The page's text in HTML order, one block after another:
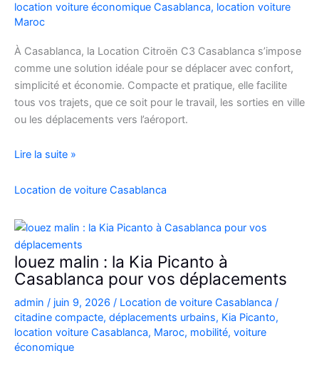
location voiture économique Casablanca, location voiture
Maroc
À Casablanca, la Location Citroën C3 Casablanca s’impose
comme une solution idéale pour se déplacer avec confort,
simplicité et économie. Compacte et pratique, elle facilite
tous vos trajets, que ce soit pour le travail, les sorties en ville
ou les déplacements vers l’aéroport.
Location
voiture
C3
à
Casablanca
Lire la suite »
Location de voiture Casablanca
louez malin : la Kia Picanto à
Casablanca pour vos déplacements
admin / juin 9, 2026 / Location de voiture Casablanca /
citadine compacte, déplacements urbains, Kia Picanto,
location voiture Casablanca, Maroc, mobilité, voiture
économique